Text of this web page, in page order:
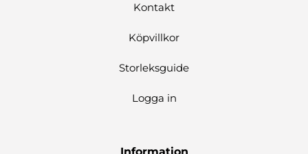
Kontakt
Köpvillkor
Storleksguide
Logga in